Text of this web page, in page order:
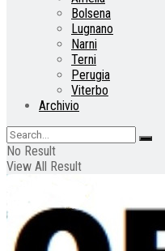
Bolsena
Lugnano
Narni
Terni
Perugia
Viterbo
Archivio
No Result
View All Result